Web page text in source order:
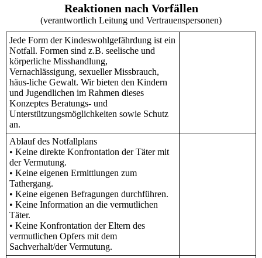
Reaktionen nach Vorfällen
(verantwortlich Leitung und Vertrauenspersonen)
Jede Form der Kindeswohlgefährdung ist ein
Notfall. Formen sind z.B. seelische und
körperliche Misshandlung,
Vernachlässigung, sexueller Missbrauch,
häus-liche Gewalt. Wir bieten den Kindern
und Jugendlichen im Rahmen dieses
Konzeptes Beratungs- und
Unterstützungsmöglichkeiten sowie Schutz
an.
Ablauf des Notfallplans
• Keine direkte Konfrontation der Täter mit
der Vermutung.
• Keine eigenen Ermittlungen zum
Tathergang.
• Keine eigenen Befragungen durchführen.
• Keine Information an die vermutlichen
Täter.
• Keine Konfrontation der Eltern des
vermutlichen Opfers mit dem
Sachverhalt/der Vermutung.